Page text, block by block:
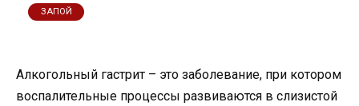
ЗАПОЙ
Алкогольный гастрит – это заболевание, при котором
воспалительные процессы развиваются в слизистой